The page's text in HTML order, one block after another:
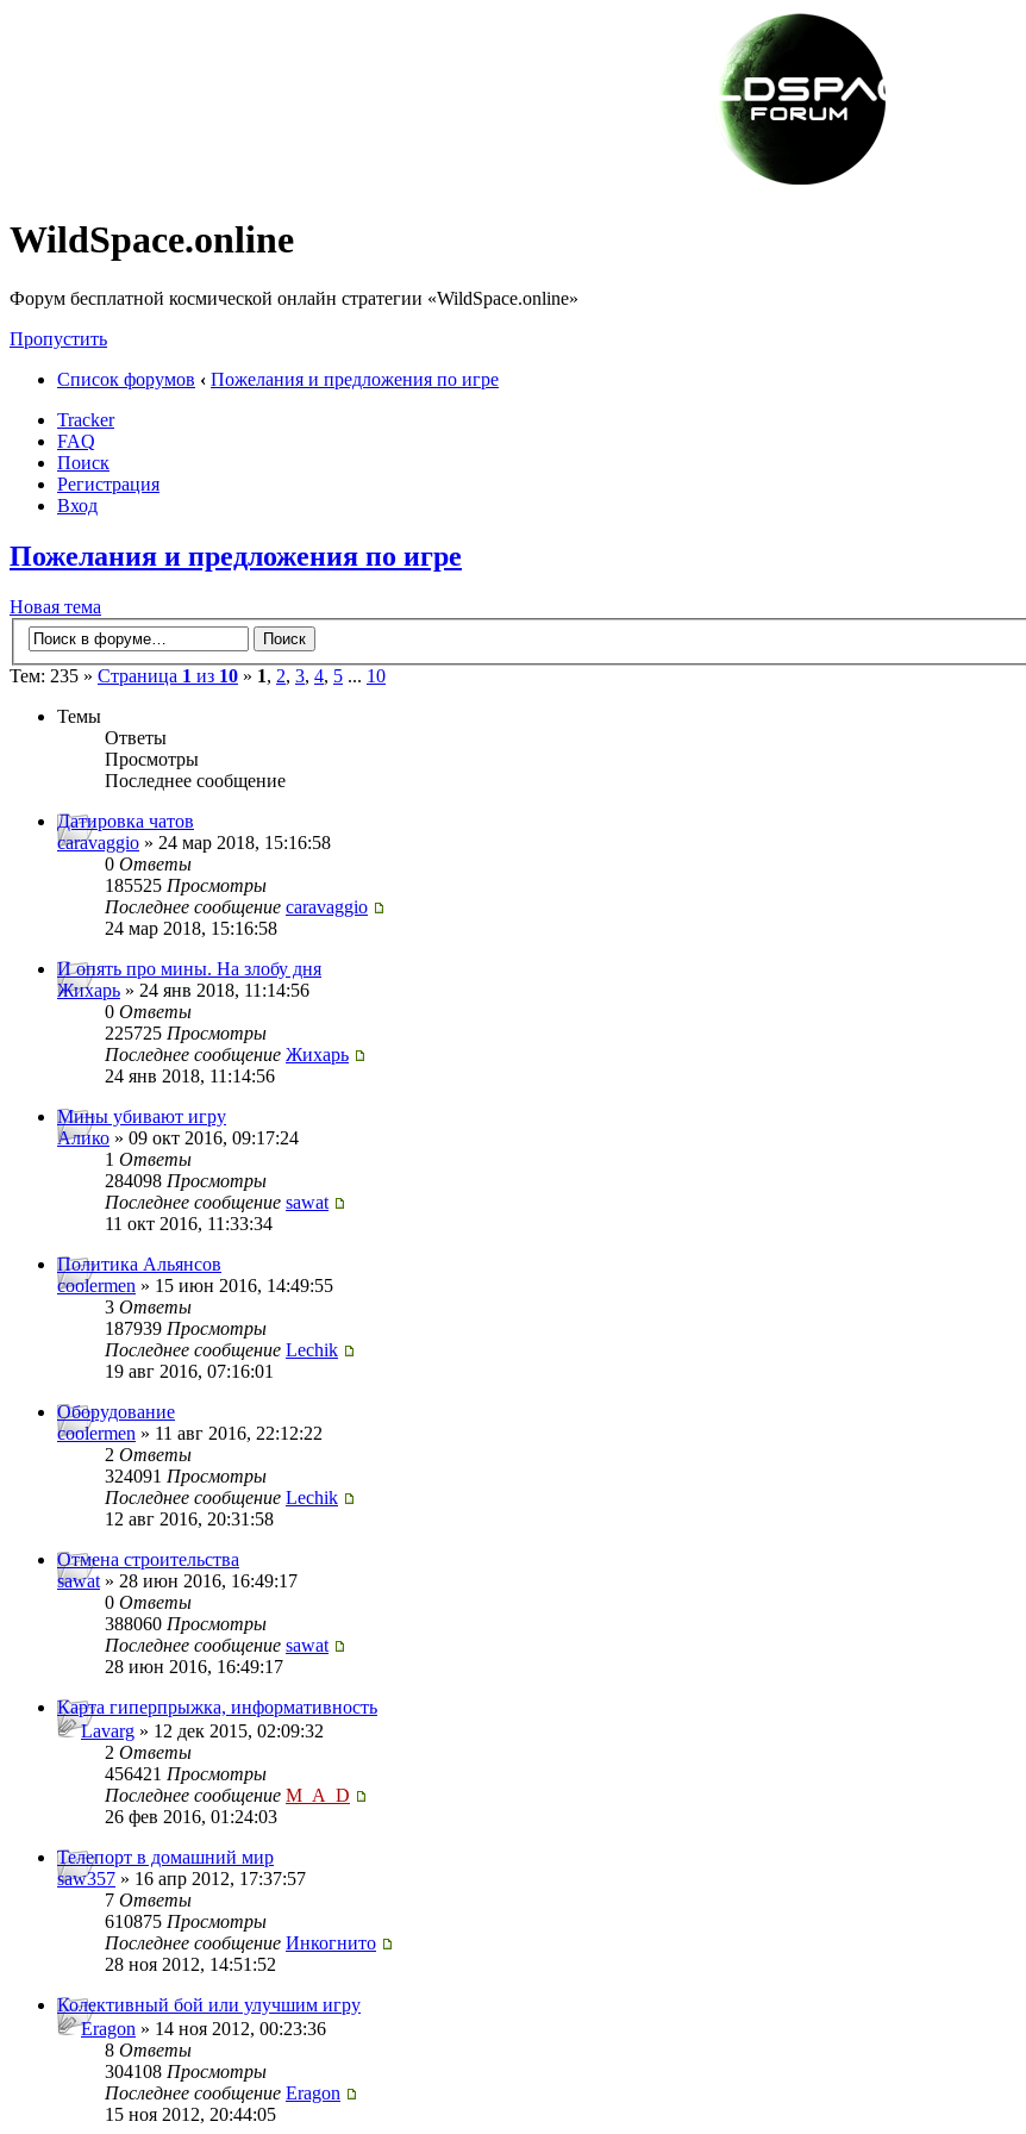
WildSpace.online
Форум бесплатной космической онлайн стратегии «WildSpace.online»
Пропустить
Список форумов ‹ Пожелания и предложения по игре
Tracker
FAQ
Поиск
Регистрация
Вход
Пожелания и предложения по игре
Новая тема
Тем: 235 » Страница 1 из 10 » 1, 2, 3, 4, 5 ... 10
Темы
Ответы
Просмотры
Последнее сообщение
Датировка чатов
caravaggio » 24 мар 2018, 15:16:58
0 Ответы
185525 Просмотры
Последнее сообщение caravaggio
24 мар 2018, 15:16:58
И опять про мины. На злобу дня
Жихарь » 24 янв 2018, 11:14:56
0 Ответы
225725 Просмотры
Последнее сообщение Жихарь
24 янв 2018, 11:14:56
Мины убивают игру
Алико » 09 окт 2016, 09:17:24
1 Ответы
284098 Просмотры
Последнее сообщение sawat
11 окт 2016, 11:33:34
Политика Альянсов
coolermen » 15 июн 2016, 14:49:55
3 Ответы
187939 Просмотры
Последнее сообщение Lechik
19 авг 2016, 07:16:01
Оборудование
coolermen » 11 авг 2016, 22:12:22
2 Ответы
324091 Просмотры
Последнее сообщение Lechik
12 авг 2016, 20:31:58
Отмена строительства
sawat » 28 июн 2016, 16:49:17
0 Ответы
388060 Просмотры
Последнее сообщение sawat
28 июн 2016, 16:49:17
Карта гиперпрыжка, информативность
Lavarg » 12 дек 2015, 02:09:32
2 Ответы
456421 Просмотры
Последнее сообщение M_A_D
26 фев 2016, 01:24:03
Телепорт в домашний мир
saw357 » 16 апр 2012, 17:37:57
7 Ответы
610875 Просмотры
Последнее сообщение Инкогнито
28 ноя 2012, 14:51:52
Колективный бой или улучшим игру
Eragon » 14 ноя 2012, 00:23:36
8 Ответы
304108 Просмотры
Последнее сообщение Eragon
15 ноя 2012, 20:44:05